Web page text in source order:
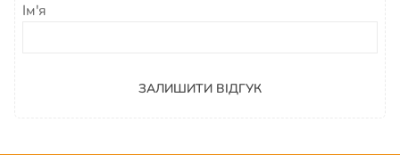
Ім'я
ЗАЛИШИТИ ВІДГУК